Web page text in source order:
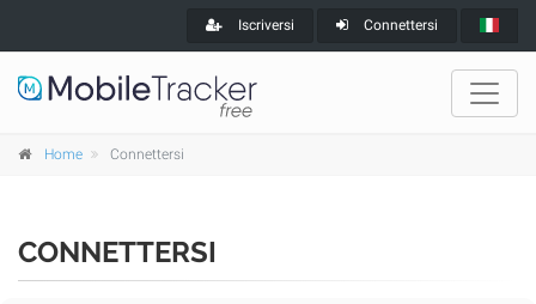
Iscriversi Connettersi
Home Connettersi
CONNETTERSI